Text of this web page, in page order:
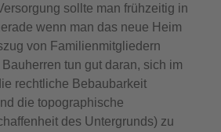
sollte man frühzeitig in
wenn man das neue Heim
von Familienmitgliedern
tun gut daran, sich im
rechtliche Bebaubarkeit
die topographische
des Untergrunds) zu